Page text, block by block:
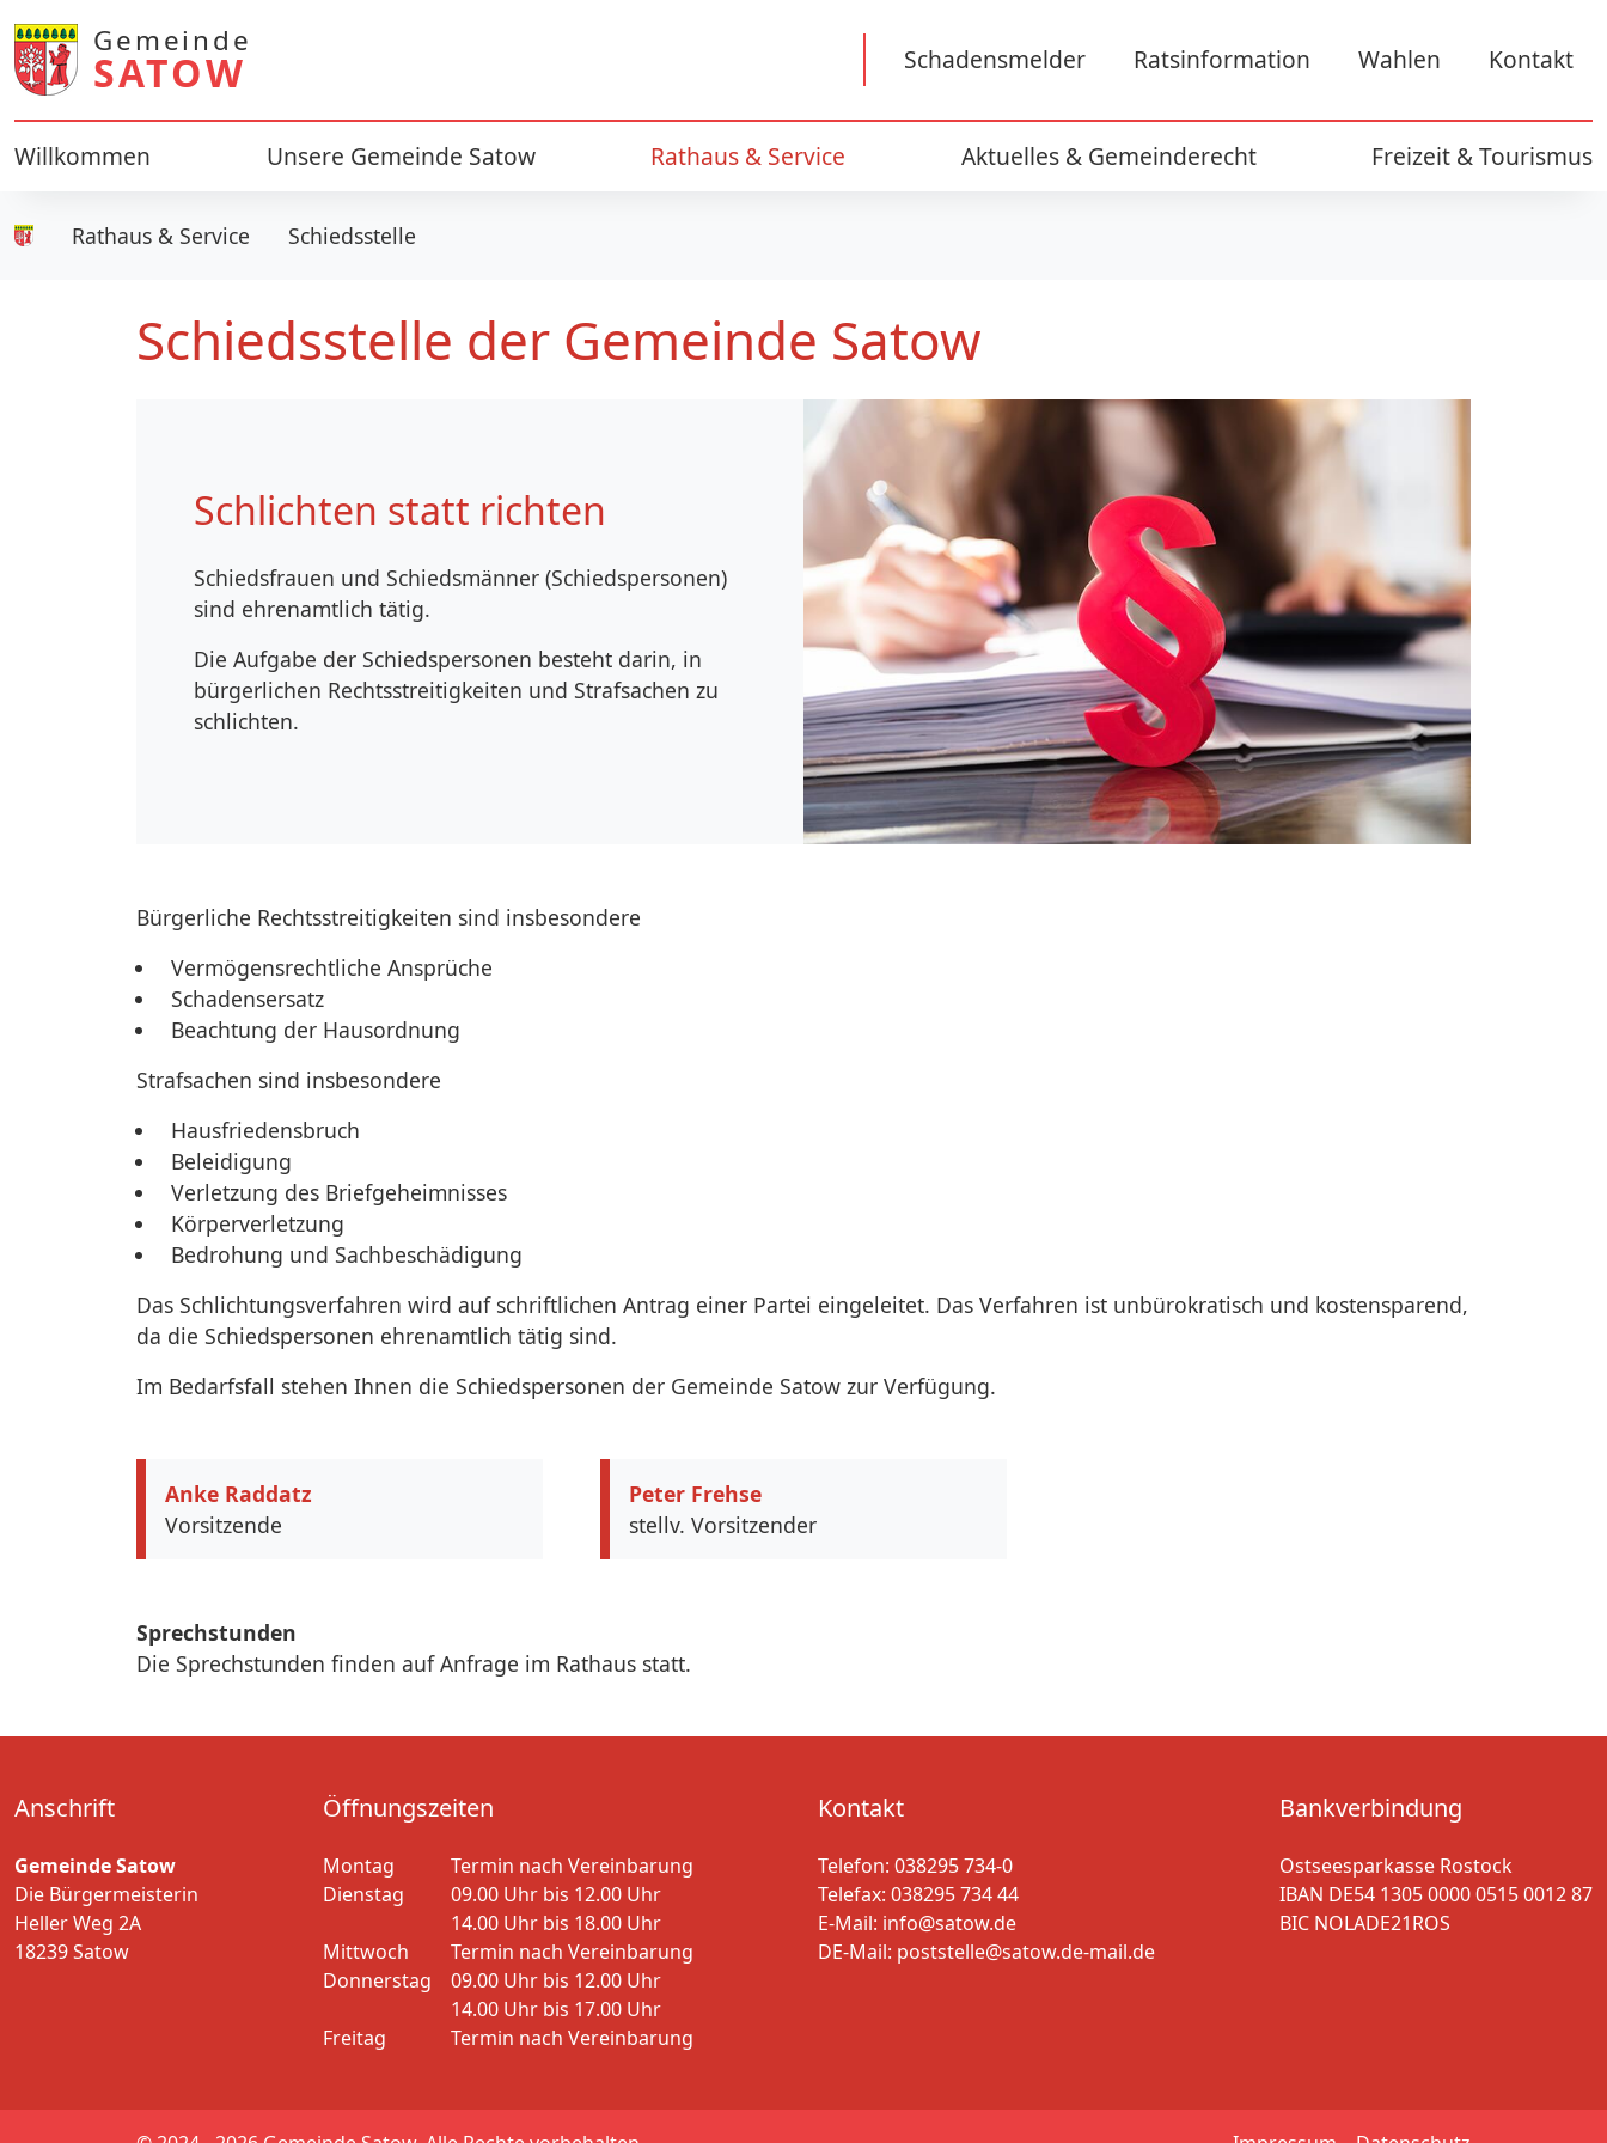
Gemeinde
SATOW Schadensmelder Ratsinformation Wahlen Kontakt
Willkommen Unsere Gemeinde Satow Rathaus & Service Aktuelles & Gemeinderecht Freizeit & Tourismus
Gemeinde Satow
Rathaus & Service Schiedsstelle
Schiedsstelle der Gemeinde Satow
Schlichten statt richten
Schiedsfrauen und Schiedsmänner (Schiedspersonen)
sind ehrenamtlich tätig.
Die Aufgabe der Schiedspersonen besteht darin, in
bürgerlichen Rechtsstreitigkeiten und Strafsachen zu
schlichten.
Bürgerliche Rechtsstreitigkeiten sind insbesondere
Vermögensrechtliche Ansprüche
Schadensersatz
Beachtung der Hausordnung
Strafsachen sind insbesondere
Hausfriedensbruch
Beleidigung
Verletzung des Briefgeheimnisses
Körperverletzung
Bedrohung und Sachbeschädigung
Das Schlichtungsverfahren wird auf schriftlichen Antrag einer Partei eingeleitet. Das Verfahren ist unbürokratisch und kostensparend,
da die Schiedspersonen ehrenamtlich tätig sind.
Im Bedarfsfall stehen Ihnen die Schiedspersonen der Gemeinde Satow zur Verfügung.
Anke Raddatz
Vorsitzende
Peter Frehse
stellv. Vorsitzender
Sprechstunden
Die Sprechstunden finden auf Anfrage im Rathaus statt.
Anschrift
Gemeinde Satow
Die Bürgermeisterin
Heller Weg 2A
18239 Satow
Öffnungszeiten
Montag
Termin nach Vereinbarung
Dienstag
09.00 Uhr bis 12.00 Uhr
14.00 Uhr bis 18.00 Uhr
Mittwoch
Termin nach Vereinbarung
Donnerstag
09.00 Uhr bis 12.00 Uhr
14.00 Uhr bis 17.00 Uhr
Freitag
Termin nach Vereinbarung
Kontakt
Telefon: 038295 734-0
Telefax: 038295 734 44
E-Mail: info@satow.de
DE-Mail: poststelle@satow.de-mail.de
Bankverbindung
Ostseesparkasse Rostock
IBAN DE54 1305 0000 0515 0012 87
BIC NOLADE21ROS